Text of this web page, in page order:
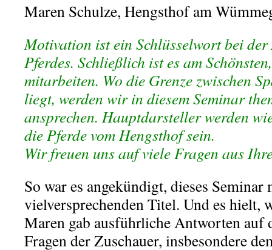
Maren Schulze, Hengsthof am
Motivation ist ein Schlüsselwort bei
Pferdes. Schließlich ist es am
mitarbeiten. Wo die Grenze zwischen
liegt, werden wir in diesem Seminar
ansprechen. Hauptdarsteller werden
die Pferde vom Hengsthof sein.
Wir freuen uns auf viele Fragen aus
So war es angekündigt, dieses Seminar
vielversprechenden Titel. Und es hielt,
Maren gab ausführliche Antworten auf
Fragen der Zuschauer, insbesondere